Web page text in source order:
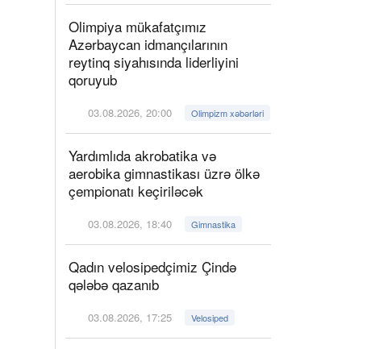
Olimpiya mükafatçımız
Azərbaycan idmançılarının
reytinq siyahısında liderliyini
qoruyub
03.08.2026, 20:00 Olimpizm xəbərləri
Yardımlıda akrobatika və
aerobika gimnastikası üzrə ölkə
çempionatı keçiriləcək
03.08.2026, 18:40 Gimnastika
Qadın velosipedçimiz Çində
qələbə qazanıb
03.08.2026, 17:25 Velosiped